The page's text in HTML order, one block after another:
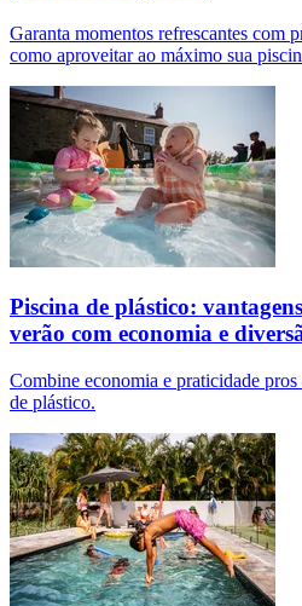
Garanta momentos refrescantes com
como aproveitar ao máximo sua
Piscina de plástico:
verão com economia e
Combine economia e praticidade
de plástico.